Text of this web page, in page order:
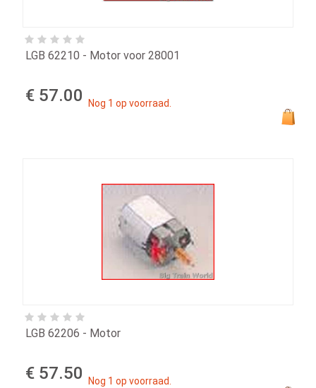
LGB 62210 - Motor voor 28001
€ 57.00 Nog 1 op voorraad.
LGB 62206 - Motor
€ 57.50 Nog 1 op voorraad.